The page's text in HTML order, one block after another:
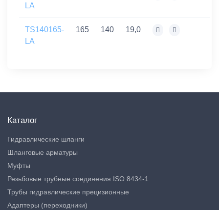
LA
TS140165-
LA
165 140 19,0
Каталог
Гидравлические шланги
Шланговые арматуры
Муфты
Резьбовые трубные соединения ISO 8434-1
Трубы гидравлические прецизионные
Адаптеры (переходники)